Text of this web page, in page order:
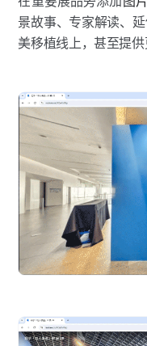
景故事、专家解读、
美移植线上，甚至提供